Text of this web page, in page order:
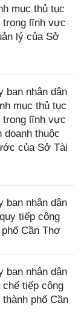
mục thủ tục
trong lĩnh vực
lý của Sở
ban nhân dân
mục thủ tục
trong lĩnh vực
doanh thuộc
của Sở Tài
ban nhân dân
tiếp công
Cần Thơ
ban nhân dân
chế tiếp công
phố Cần